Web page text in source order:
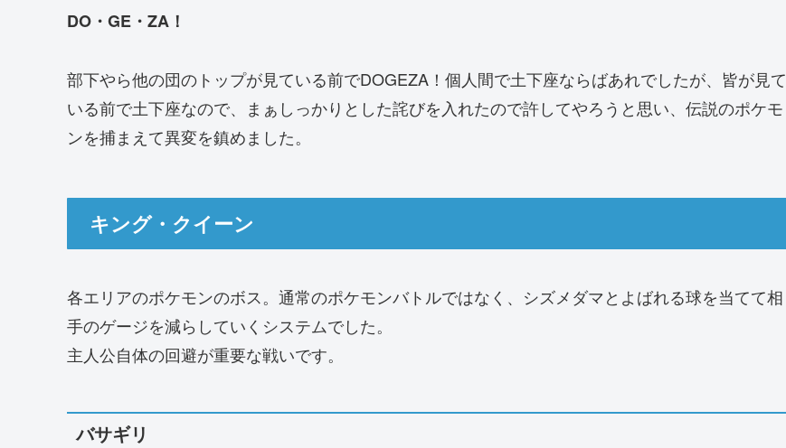
DO・GE・ZA！
部下やら他の団のトップが見ている前でDOGEZA！個人間で土下座ならばあれでしたが、皆が見て
いる前で土下座なので、まぁしっかりとした詫びを入れたので許してやろうと思い、伝説のポケモ
ンを捕まえて異変を鎮めました。
キング・クイーン
各エリアのポケモンのボス。通常のポケモンバトルではなく、シズメダマとよばれる球を当てて相
手のゲージを減らしていくシステムでした。
主人公自体の回避が重要な戦いです。
バサギリ